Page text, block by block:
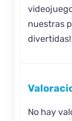
nuestras
divertidas!
No hay